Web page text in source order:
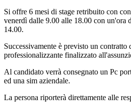
Si offre 6 mesi di stage retribuito con
venerdì dalle 9.00 alle 18.00 con un'ora
14.00.
Successivamente è previsto un contratto
professionalizzante finalizzato
Al candidato verrà consegnato un Pc
ed una sim aziendale.
La persona riporterà direttamente alle